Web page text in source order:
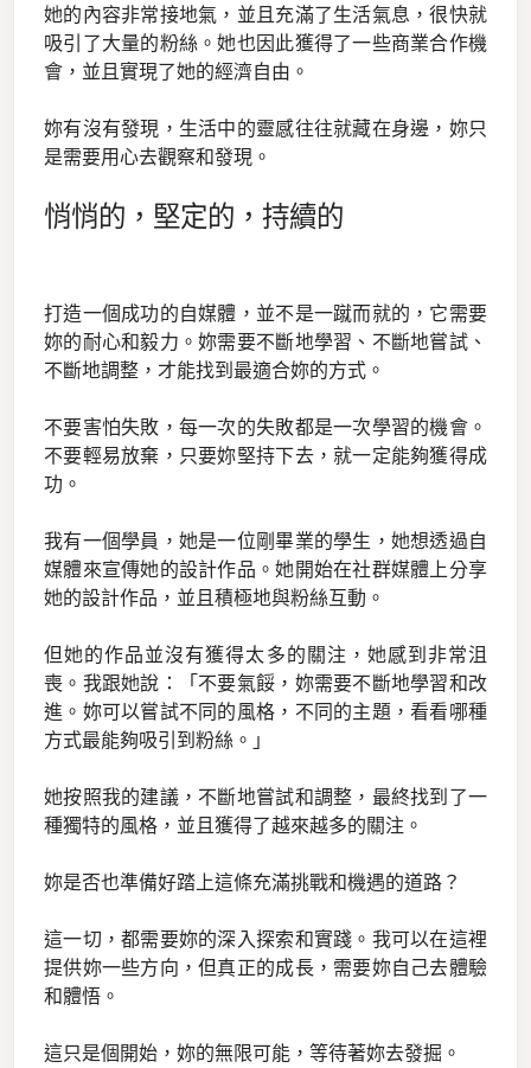
她的內容非常接地氣，並且充滿了生活氣息，很快就
吸引了大量的粉絲。她也因此獲得了一些商業合作機
會，並且實現了她的經濟自由。
妳有沒有發現，生活中的靈感往往就藏在身邊，妳只
是需要用心去觀察和發現。
悄悄的，堅定的，持續的
打造一個成功的自媒體，並不是一蹴而就的，它需要
妳的耐心和毅力。妳需要不斷地學習、不斷地嘗試、
不斷地調整，才能找到最適合妳的方式。
不要害怕失敗，每一次的失敗都是一次學習的機會。
不要輕易放棄，只要妳堅持下去，就一定能夠獲得成
功。
我有一個學員，她是一位剛畢業的學生，她想透過自
媒體來宣傳她的設計作品。她開始在社群媒體上分享
她的設計作品，並且積極地與粉絲互動。
但她的作品並沒有獲得太多的關注，她感到非常沮
喪。我跟她說：「不要氣餒，妳需要不斷地學習和改
進。妳可以嘗試不同的風格，不同的主題，看看哪種
方式最能夠吸引到粉絲。」
她按照我的建議，不斷地嘗試和調整，最終找到了一
種獨特的風格，並且獲得了越來越多的關注。
妳是否也準備好踏上這條充滿挑戰和機遇的道路？
這一切，都需要妳的深入探索和實踐。我可以在這裡
提供妳一些方向，但真正的成長，需要妳自己去體驗
和體悟。
這只是個開始，妳的無限可能，等待著妳去發掘。